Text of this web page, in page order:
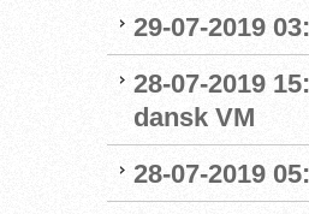
29-07-2019
28-07-2019
dansk VM
28-07-2019